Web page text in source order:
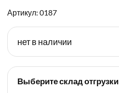
Артикул: 0187
нет в наличии
Выберите склад отгрузки